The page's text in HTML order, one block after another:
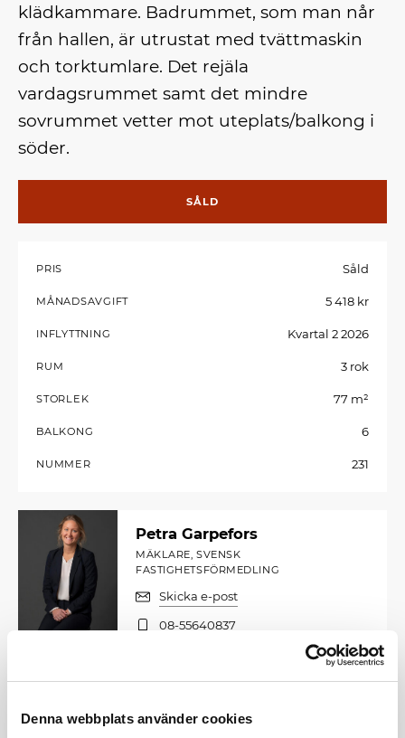
Denna webbplats använder cookies
klädkammare. Badrummet, som man når
från hallen, är utrustat med tvättmaskin
och torktumlare. Det rejäla
vardagsrummet samt det mindre
sovrummet vetter mot uteplats/balkong i
söder.
SÅLD
PRIS Såld
MÅNADSAVGIFT 5 418 kr
INFLYTTNING Kvartal 2 2026
RUM 3 rok
STORLEK 77 m²
BALKONG 6
NUMMER 231
Petra Garpefors
MÄKLARE, SVENSK
FASTIGHETSFÖRMEDLING
Skicka e-post
08-55640837
SÄLJKOORDINATOR, SVENSK